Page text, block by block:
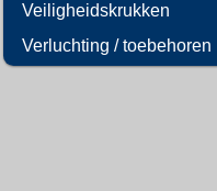
Veiligheidskrukken
Verluchting / toebehoren